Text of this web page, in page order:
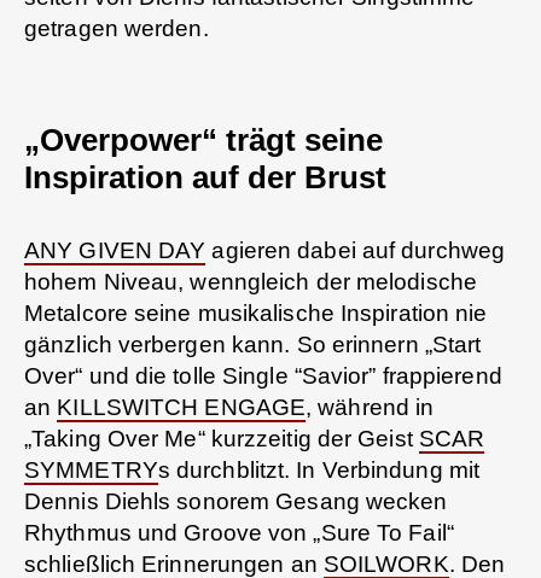
getragen werden.
„Overpower“ trägt seine
Inspiration auf der Brust
ANY GIVEN DAY agieren dabei auf durchweg
hohem Niveau, wenngleich der melodische
Metalcore seine musikalische Inspiration nie
gänzlich verbergen kann. So erinnern „Start
Over“ und die tolle Single “Savior” frappierend
an KILLSWITCH ENGAGE, während in
„Taking Over Me“ kurzzeitig der Geist SCAR
SYMMETRYs durchblitzt. In Verbindung mit
Dennis Diehls sonorem Gesang wecken
Rhythmus und Groove von „Sure To Fail“
schließlich Erinnerungen an SOILWORK. Den